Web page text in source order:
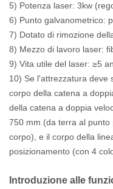
5) Potenza laser: 3kw
6) Punto galvanometrico:
7) Dotato di rimozione
8) Mezzo di lavoro laser:
9) Vita utile del laser: ≥5
10) Se l'attrezzatura deve
corpo della catena a
della catena a doppia
750 mm (da terra al punto
corpo), e il corpo della
posizionamento (con 4
Introduzione alle